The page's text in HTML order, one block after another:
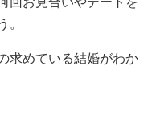
。
求めている結婚がわか